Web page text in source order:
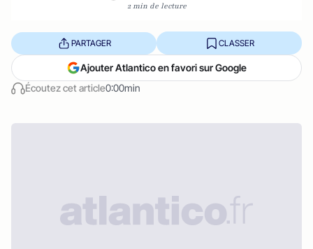
2 min de lecture
Écoutez cet article0:00min
PARTAGER CLASSER
Ajouter Atlantico en favori sur Google